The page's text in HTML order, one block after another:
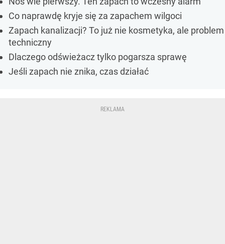
Co naprawdę kryje się za zapachem wilgoci
Zapach kanalizacji? To już nie kosmetyka, ale problem
techniczny
Dlaczego odświeżacz tylko pogarsza sprawę
Jeśli zapach nie znika, czas działać